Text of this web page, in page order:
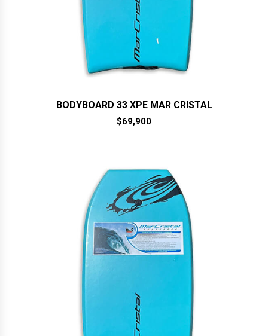
BODYBOARD 33 XPE MAR CRISTAL
$69,900